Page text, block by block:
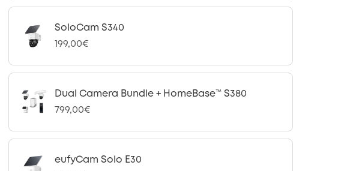
SoloCam S340
199,00€
Dual Camera Bundle + HomeBase™ S380
799,00€
eufyCam Solo E30